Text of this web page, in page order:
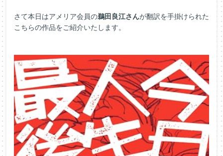
さて本日はアメリア会員の鵜田良江さんが翻訳を手掛けられた
こちらの作品をご紹介いたします。